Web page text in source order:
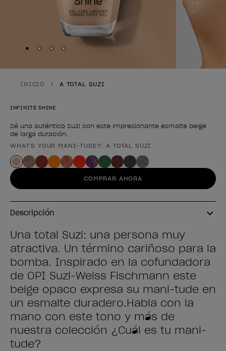
Skip to slide
Skip to slide
Skip to slide
Skip to slide
INICIO A TOTAL SUZI
INFINITE SHINE
Sé una auténtica Suzi con este impresionante esmalte beige
de larga duración.
Forma del producto
WHAT'S YOUR MANI-TUDE?: A TOTAL SUZI
COMPRAR AHORA
Descripción
Una total Suzi: una persona muy
atractiva. Un término cariñoso para la
bomba. Inspirado en la cofundadora
de OPI Suzi-Weiss Fischmann este
beige opaco expresa su mani-tude en
un esmalte duradero.Habla con la
mano con este tono y más de
nuestra colección ¿Cuál es tu mani-
tude?